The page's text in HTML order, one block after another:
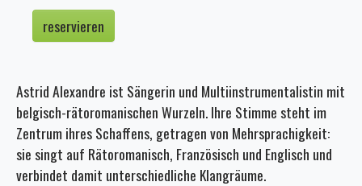
Astrid Alexandre ist Sängerin und Multiinstrumentalistin mit
belgisch-rätoromanischen Wurzeln. Ihre Stimme steht im
Zentrum ihres Schaffens, getragen von Mehrsprachigkeit:
sie singt auf Rätoromanisch, Französisch und Englisch und
verbindet damit unterschiedliche Klangräume.